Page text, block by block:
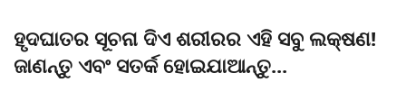
ହୃଦଘାତର ସୂଚନା ଦିଏ ଶରୀରର ଏହି ସବୁ ଲକ୍ଷଣ!
ଜାଣନ୍ତୁ ଏବଂ ସତର୍କ ହୋଇଯାଆନ୍ତୁ...